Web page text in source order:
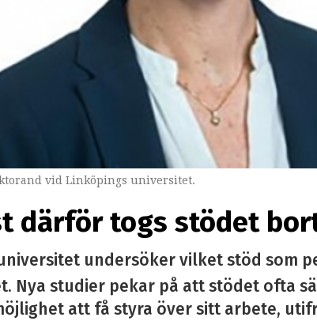
vid Linköpings universitet.
därför togs stödet
undersöker vilket stöd som
Nya studier pekar på att stödet ofta
att få styra över sitt arbete,